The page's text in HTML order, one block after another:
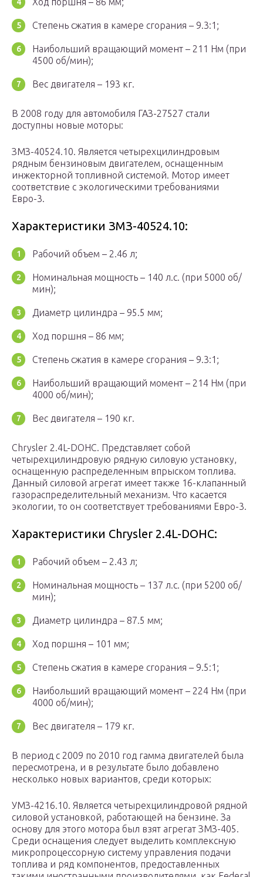
Степень сжатия в камере сгорания – 9.3:1;
Наибольший вращающий момент – 211 Нм (при
4500 об/мин);
Вес двигателя – 193 кг.
В 2008 году для автомобиля ГАЗ-27527 стали
доступны новые моторы:
ЗМЗ-40524.10. Является четырехцилиндровым
рядным бензиновым двигателем, оснащенным
инжекторной топливной системой. Мотор имеет
соответствие с экологическими требованиями
Евро-3.
Характеристики ЗМЗ-40524.10:
Рабочий объем – 2.46 л;
Номинальная мощность – 140 л.с. (при 5000 об/
мин);
Диаметр цилиндра – 95.5 мм;
Ход поршня – 86 мм;
Степень сжатия в камере сгорания – 9.3:1;
Наибольший вращающий момент – 214 Нм (при
4000 об/мин);
Вес двигателя – 190 кг.
Chrysler 2.4L-DOHC. Представляет собой
четырехцилиндровую рядную силовую установку,
оснащенную распределенным впрыском топлива.
Данный силовой агрегат имеет также 16-клапанный
газораспределительный механизм. Что касается
экологии, то он соответствует требованиями Евро-3.
Характеристики Chrysler 2.4L-DOHC:
Рабочий объем – 2.43 л;
Номинальная мощность – 137 л.с. (при 5200 об/
мин);
Диаметр цилиндра – 87.5 мм;
Ход поршня – 101 мм;
Степень сжатия в камере сгорания – 9.5:1;
Наибольший вращающий момент – 224 Нм (при
4000 об/мин);
Вес двигателя – 179 кг.
В период с 2009 по 2010 год гамма двигателей была
пересмотрена, и в результате было добавлено
несколько новых вариантов, среди которых:
УМЗ-4216.10. Является четырехцилиндровой рядной
силовой установкой, работающей на бензине. За
основу для этого мотора был взят агрегат ЗМЗ-405.
Среди оснащения следует выделить комплексную
микропроцессорную систему управления подачи
топлива и ряд компонентов, предоставленных